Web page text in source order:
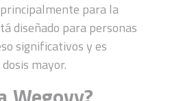
para la
diseñado para personas
significativos y es
mayor.